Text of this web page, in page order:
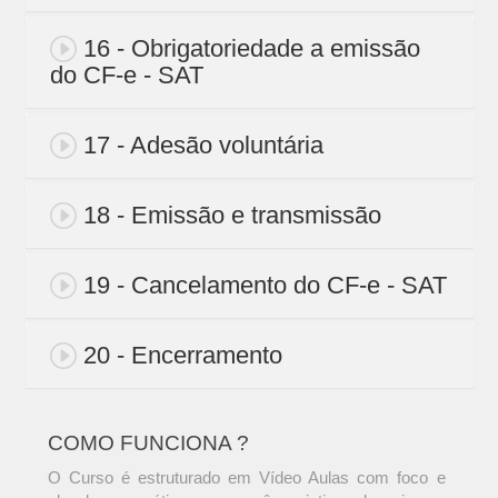
16 - Obrigatoriedade a emissão
do CF-e - SAT
17 - Adesão voluntária
18 - Emissão e transmissão
19 - Cancelamento do CF-e - SAT
20 - Encerramento
COMO FUNCIONA ?
O Curso é estruturado em Vídeo Aulas com foco e